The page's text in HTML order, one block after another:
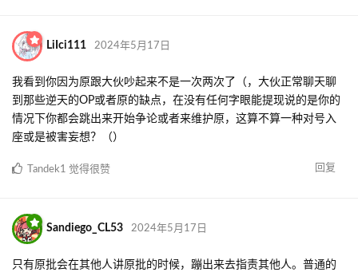
LiIci111 2024年5月17日
我看到你因为原跟大伙吵起来不是一次两次了（，大伙正常聊天聊
到那些逆天的OP或者原的缺点，在没有任何字眼能提现说的是你的
情况下你都会跳出来开始争论或者来维护原，这算不算一种对号入
座或是被害妄想？（）
回复
Tandek1 觉得很赞
Sandiego_CL53 2024年5月17日
只有原批会在其他人讲原批的时候，蹦出来去指责其他人。普通的